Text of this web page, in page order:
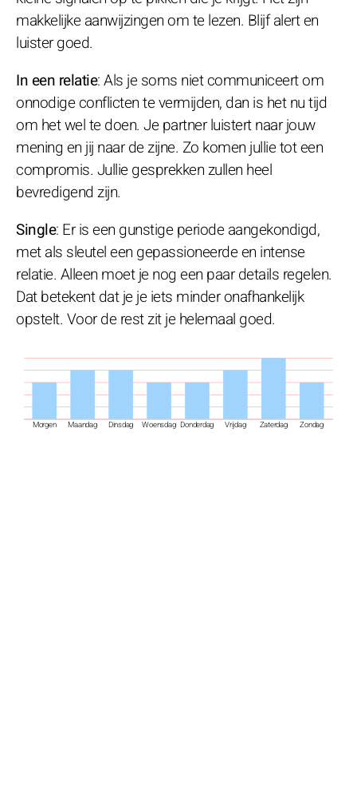
Morgen Maandag Dinsdag Woensdag Donderdag Vrijdag Zaterdag Zondag
makkelijke aanwijzingen om te lezen. Blijf alert en
luister goed.
In een relatie: Als je soms niet communiceert om
onnodige conflicten te vermijden, dan is het nu tijd
om het wel te doen. Je partner luistert naar jouw
mening en jij naar de zijne. Zo komen jullie tot een
compromis. Jullie gesprekken zullen heel
bevredigend zijn.
Single: Er is een gunstige periode aangekondigd,
met als sleutel een gepassioneerde en intense
relatie. Alleen moet je nog een paar details regelen.
Dat betekent dat je je iets minder onafhankelijk
opstelt. Voor de rest zit je helemaal goed.